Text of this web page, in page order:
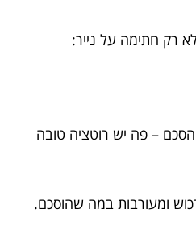
רק חתימה על נייר:
– פה יש רוטציה טובה
ומעורבות במה שהוסכם.